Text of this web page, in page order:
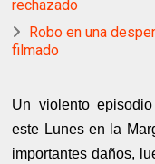
rechazado
Robo en una
filmado
Un violento
este Lunes en la
importantes daños,